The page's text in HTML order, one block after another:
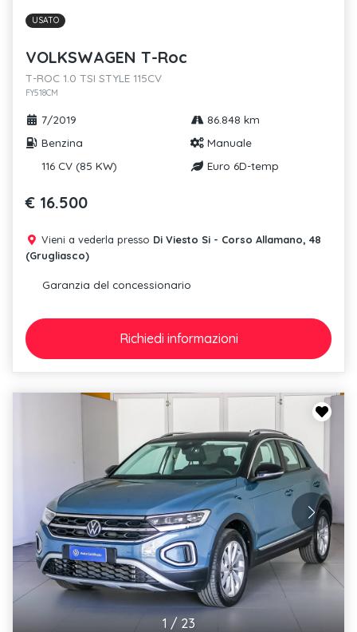
USATO
VOLKSWAGEN T-Roc
T-ROC 1.0 TSI STYLE 115CV
FY518CM
7/2019
86.848 km
Benzina
Manuale
116 CV (85 KW)
Euro 6D-temp
€ 16.500
Vieni a vederla presso Di Viesto Si - Corso Allamano, 48
(Grugliasco)
Garanzia del concessionario
Richiedi informazioni
1 / 23